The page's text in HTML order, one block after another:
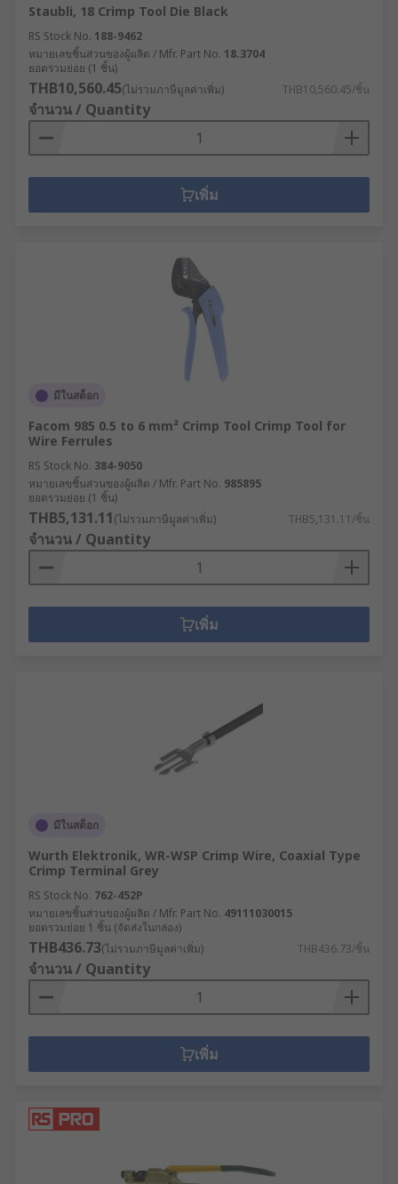
Staubli, 18 Crimp Tool Die Black
RS Stock No. 188-9462
หมายเลขชิ้นส่วนของผู้ผลิต / Mfr. Part No. 18.3704
ยอดรวมย่อย (1 ชิ้น)
THB10,560.45(ไม่รวมภาษีมูลค่าเพิ่ม) THB10,560.45/ชิ้น
จำนวน / Quantity
เพิ่ม
มีในสต็อก
Facom 985 0.5 to 6 mm² Crimp Tool Crimp Tool for
Wire Ferrules
RS Stock No. 384-9050
หมายเลขชิ้นส่วนของผู้ผลิต / Mfr. Part No. 985895
ยอดรวมย่อย (1 ชิ้น)
THB5,131.11(ไม่รวมภาษีมูลค่าเพิ่ม) THB5,131.11/ชิ้น
จำนวน / Quantity
เพิ่ม
มีในสต็อก
Wurth Elektronik, WR-WSP Crimp Wire, Coaxial Type
Crimp Terminal Grey
RS Stock No. 762-452P
หมายเลขชิ้นส่วนของผู้ผลิต / Mfr. Part No. 49111030015
ยอดรวมย่อย 1 ชิ้น (จัดส่งในกล่อง)
THB436.73(ไม่รวมภาษีมูลค่าเพิ่ม) THB436.73/ชิ้น
จำนวน / Quantity
เพิ่ม